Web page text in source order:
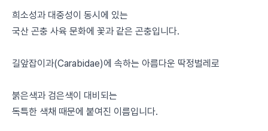
희소성과 대중성이 동시에 있는
국산 곤충 사육 문화에 꽃과 같은 곤충입니다.
길앞잡이과(Carabidae)에 속하는 아름다운 딱정벌레로
붉은색과 검은색이 대비되는
독특한 색채 때문에 붙여진 이름입니다.